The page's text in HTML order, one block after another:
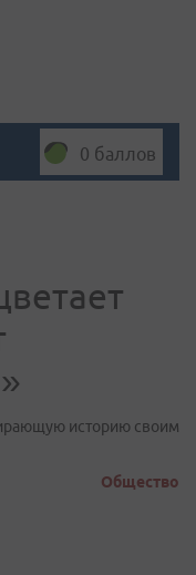
0 баллов
историю своим
Общество